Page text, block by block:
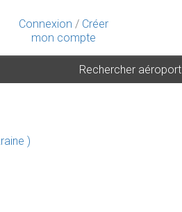
Connexion / Créer
mon compte
Rechercher aéroport
)